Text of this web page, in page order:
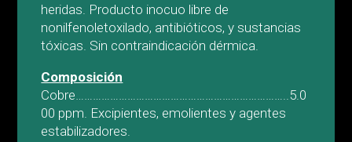
heridas. Producto inocuo libre de
nonilfenoletoxilado, antibióticos, y sustancias
tóxicas. Sin contraindicación dérmica.
Composición
Cobre………………………………………………………………..5.0
00 ppm. Excipientes, emolientes y agentes
estabilizadores.